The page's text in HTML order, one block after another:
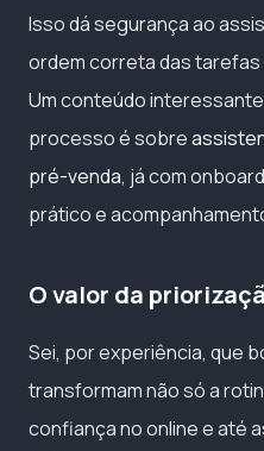
Isso dá segurança ao
ordem correta das tarefas
Um conteúdo
processo é sobre
pré-venda, já com
prático e
O valor da
Sei, por experiência, que
transformam não só a
confiança no online e até